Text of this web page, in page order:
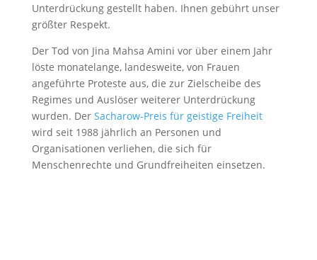
Unterdrückung gestellt haben. Ihnen gebührt unser
größter Respekt.
Der Tod von Jina Mahsa Amini vor über einem Jahr
löste monatelange, landesweite, von Frauen
angeführte Proteste aus, die zur Zielscheibe des
Regimes und Auslöser weiterer Unterdrückung
wurden. DerSacharow-Preis für geistige Freiheit
wird seit 1988 jährlich an Personen und
Organisationen verliehen, die sich für
Menschenrechte und Grundfreiheiten einsetzen.